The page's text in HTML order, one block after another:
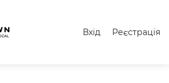
Вхід Реєстрація